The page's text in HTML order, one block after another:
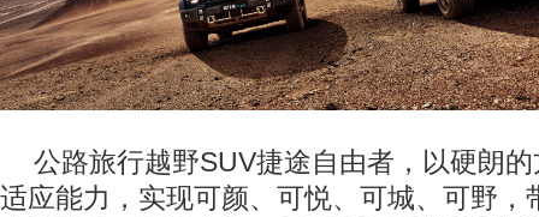
公路旅行越野SUV捷途自由者，以硬朗
适应能力，实现可颜、可悦、可城、可野，